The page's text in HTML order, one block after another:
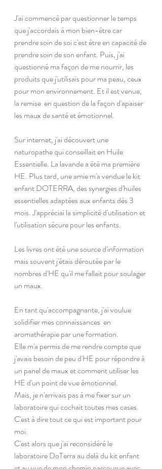
J'ai commencé par questionner le temps
que j'accordais à mon bien-être car
prendre soin de soi c'est être en capacité de
prendre soin de son enfant. Puis, j'ai
questionné ma façon de me nourrir, les
produits que j'utilisais pour ma peau, ceux
pour mon environnement. Et il est venue,
la remise  en question de la façon d'apaiser
les maux de santé et émotionnel.
Sur internet, j'ai découvert une
naturopathe qui conseillait en Huile
Essentielle. La lavande a été ma première
HE. Plus tard, une amie m'a vendue le kit
enfant DOTERRA, des synergies d'huiles
essentielles adaptées aux enfants dès 3
mois. J'appréciai la simplicité d'utilisation et
l'utilisation sécure pour les enfants.
Les livres ont été une source d'information
mais souvent j'étais déroutée par le
nombres d'HE qu'il me fallait pour soulager
un maux.
En tant qu'accompagnante, j'ai voulue
solidifier mes connaissances  en
aromathérapie par une formation.
Elle m'a permis de me rendre compte que
j'avais besoin de peu d'HE pour répondre à
un panel de maux et comment utiliser les
HE d'un point de vue émotionnel.
Mais, je n'arrivais pas à me fixer sur un
laboratoire qui cochait toutes mes cases.
C'est à dire tout ce qui est important pour
moi.
C'est alors que j'ai reconsidéré le
laboratoire DoTerra au delà du kit enfant